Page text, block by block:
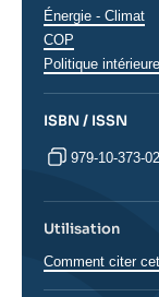
Thématiques
analyses
Énergie - Climat
COP
Régions
Politique
ISBN / ISSN
979-10-373-
Utilisation
Comment citer